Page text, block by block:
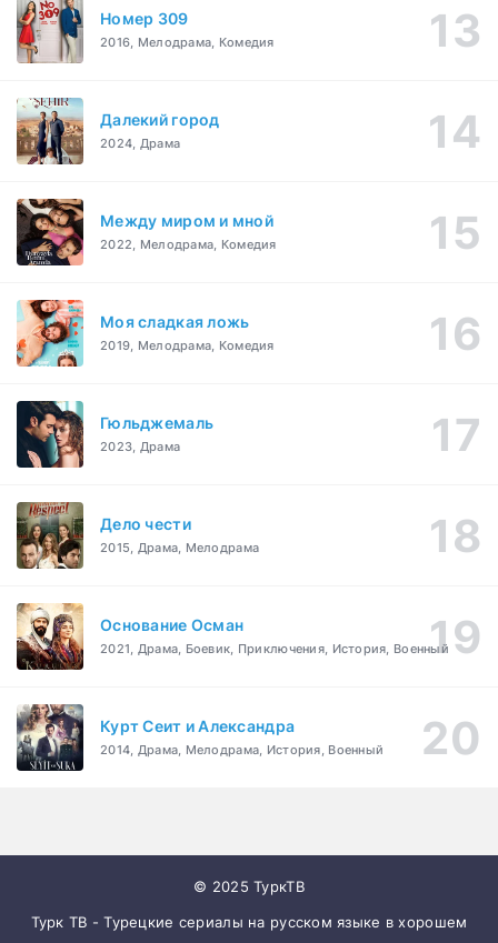
Номер 309
2016, Мелодрама, Комедия
Далекий город
2024, Драма
Между миром и мной
2022, Мелодрама, Комедия
Моя сладкая ложь
2019, Мелодрама, Комедия
Гюльджемаль
2023, Драма
Дело чести
2015, Драма, Мелодрама
Основание Осман
2021, Драма, Боевик, Приключения, История, Военный
Курт Сеит и Александра
2014, Драма, Мелодрама, История, Военный
© 2025 ТуркТВ
Турк ТВ - Турецкие сериалы на русском языке в хорошем